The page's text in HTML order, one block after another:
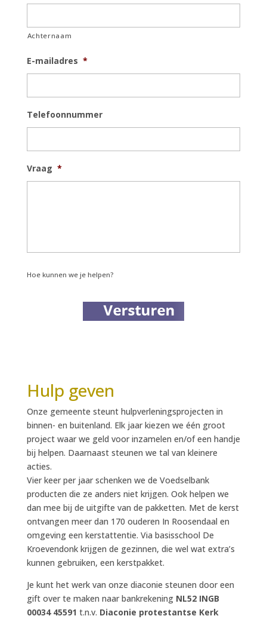
Achternaam
E-mailadres *
Telefoonnummer
Vraag *
Hoe kunnen we je helpen?
Hulp geven
Onze gemeente steunt hulpverleningsprojecten in
binnen- en buitenland. Elk jaar kiezen we één groot
project waar we geld voor inzamelen en/of een handje
bij helpen. Daarnaast steunen we tal van kleinere
acties.
Vier keer per jaar schenken we de Voedselbank
producten die ze anders niet krijgen. Ook helpen we
dan mee bij de uitgifte van de pakketten. Met de kerst
ontvangen meer dan 170 ouderen In Roosendaal en
omgeving een kerstattentie. Via basisschool De
Kroevendonk krijgen de gezinnen, die wel wat extra’s
kunnen gebruiken, een kerstpakket.
Je kunt het werk van onze diaconie steunen door een
gift over te maken naar bankrekening NL52 INGB
00034 45591 t.n.v. Diaconie protestantse Kerk